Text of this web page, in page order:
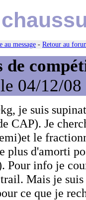
au message - Retour au
de
04/12/08
je suis
CAP). Je
le
plus d'amorti
Pour info je
Mais je
ce que je